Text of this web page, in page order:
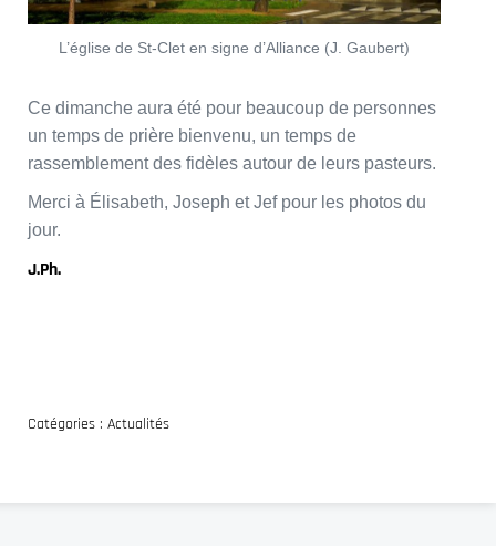
L’église de St-Clet en signe d’Alliance (J. Gaubert)
Ce dimanche aura été pour beaucoup de personnes
un temps de prière bienvenu, un temps de
rassemblement des fidèles autour de leurs pasteurs.
Merci à Élisabeth, Joseph et Jef pour les photos du
jour.
J.Ph.
Catégories : Actualités